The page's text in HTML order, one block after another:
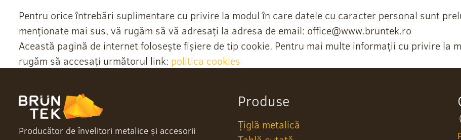
Pentru orice întrebări suplimentare cu privire la modul în care datele cu caracter personal sunt
menționate mai sus, vă rugăm să vă adresați la adresa de email: office@www.bruntek.ro
Această pagină de internet folosește fișiere de tip cookie. Pentru mai multe informații cu privire la
rugăm să accesați următorul link: politica cookies
Producător de învelitori metalice și accesorii
Produse
Țiglă metalică